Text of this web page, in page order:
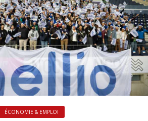
ÉCONOMIE & EMPLOI